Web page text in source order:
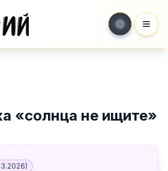
«солнца не ищите»
)